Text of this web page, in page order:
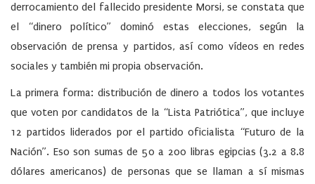
derrocamiento del fallecido presidente Morsi, se constata que
el “dinero político” dominó estas elecciones, según la
observación de prensa y partidos, así como vídeos en redes
sociales y también mi propia observación.
La primera forma: distribución de dinero a todos los votantes
que voten por candidatos de la “Lista Patriótica”, que incluye
12 partidos liderados por el partido oficialista “Futuro de la
Nación”. Eso son sumas de 50 a 200 libras egipcias (3.2 a 8.8
dólares americanos) de personas que se llaman a sí mismas